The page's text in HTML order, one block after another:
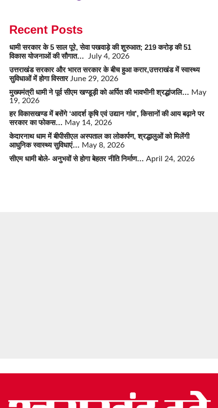
Recent Posts
धामी सरकार के 5 साल पूरे, सेवा पखवाड़े की शुरुआत; 219 करोड़ की 51
विकास योजनाओं की सौगात…
July 4, 2026
उत्तराखंड सरकार और भारत सरकार के बीच हुआ करार,उत्तराखंड में स्वास्थ्य
सुविधाओं में होगा विस्तार June 29, 2026
मुख्यमंत्री धामी ने पूर्व सीएम खण्डूड़ी को अर्पित की भावभीनी श्रद्धांजलि… May
19, 2026
हर विकासखण्ड में बसेंगे ‘आदर्श कृषि एवं उद्यान गांव’, किसानों की आय बढ़ाने पर
सरकार का फोकस… May 14, 2026
केदारनाथ धाम में बीपीसीएल अस्पताल का लोकार्पण, श्रद्धालुओं को मिलेंगी
आधुनिक स्वास्थ्य सुविधाएं… May 8, 2026
सीएम धामी बोले- अनुभवों से होगा बेहतर नीति निर्माण… April 24, 2026